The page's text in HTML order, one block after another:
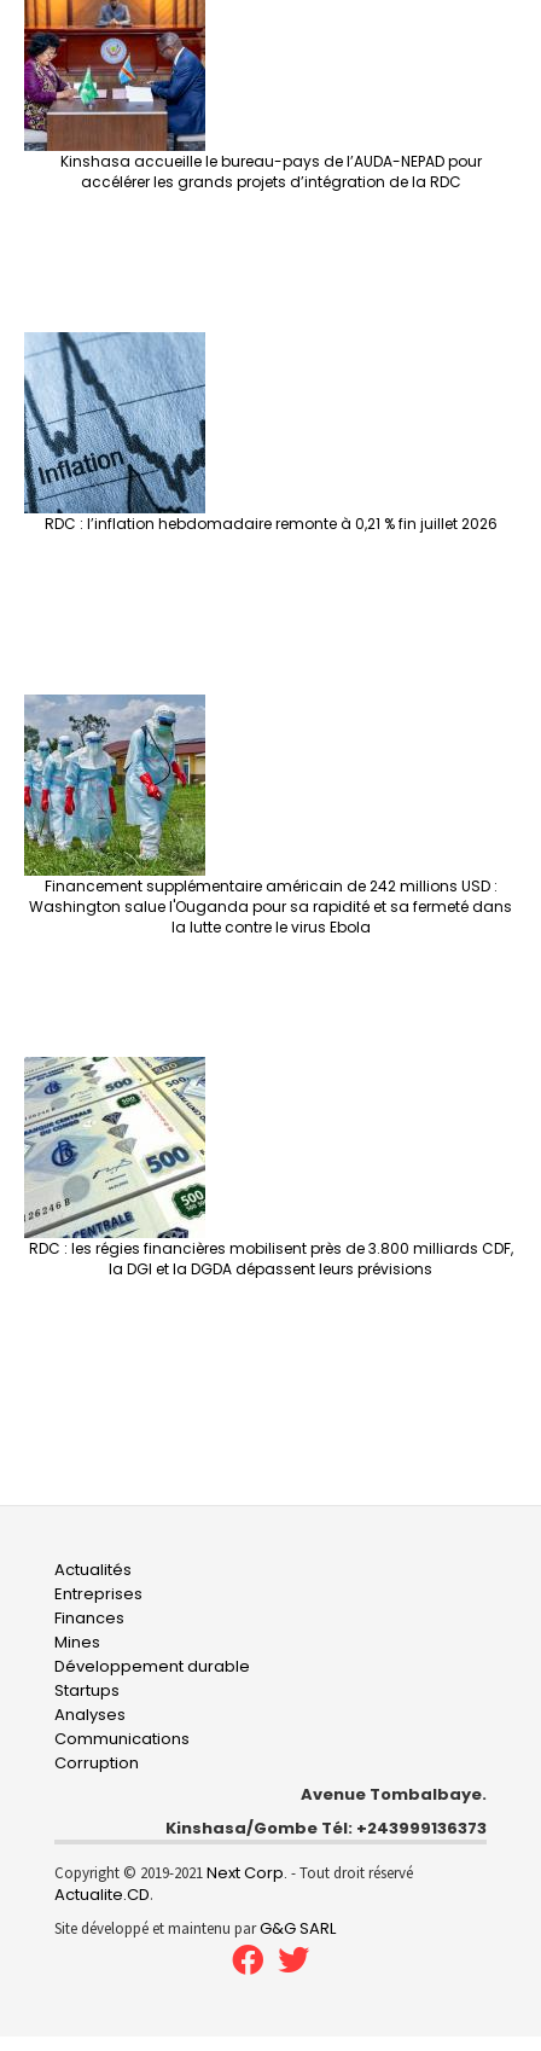
Kinshasa accueille le bureau-pays de l’AUDA-NEPAD pour
accélérer les grands projets d’intégration de la RDC
RDC : l’inflation hebdomadaire remonte à 0,21 % fin juillet 2026
Financement supplémentaire américain de 242 millions USD :
Washington salue l'Ouganda pour sa rapidité et sa fermeté dans
la lutte contre le virus Ebola
RDC : les régies financières mobilisent près de 3.800 milliards CDF,
la DGI et la DGDA dépassent leurs prévisions
Main
navigation
Actualités
Entreprises
Finances
Mines
Développement durable
Startups
Analyses
Communications
Corruption
Avenue Tombalbaye.
Kinshasa/Gombe Tél: +243999136373
Copyright © 2019-2021Next Corp. - Tout droit réservé
Actualite.CD.
Site développé et maintenu parG&G SARL